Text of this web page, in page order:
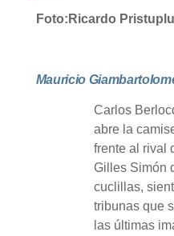
Foto: Ricardo
Mauricio
Carlos
abre la
frente al rival
Gilles Simón
cuclillas,
tribunas que
las últimas